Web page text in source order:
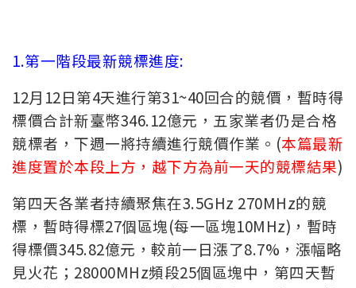
1.第一階段最新競標進度:
12月12日第4天進行第31~40回合的競價，暫時得
標價合計新臺幣346.12億元，五家業者仍是合格
競標者，下週一將持續進行競價作業。(本篇最新
進度置於本段上方，越下方為前一天的競標結果)
第四天各業者持續聚焦在3.5GHz 270MHz的競
標，暫時得標27個區塊(每一區塊10MHz)，暫時
得標價345.82億元，較前一日漲了8.7%，漲幅略
見火花；28000MHz頻段25個區塊中，第四天暫